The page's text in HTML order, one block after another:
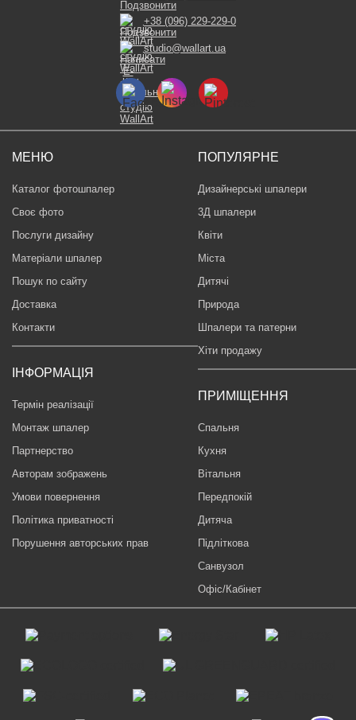
МЕНЮ
Каталог фотошпалер
Своє фото
Послуги дизайну
Матеріали шпалер
Пошук по сайту
Доставка
Контакти
ІНФОРМАЦІЯ
Термін реалізації
Монтаж шпалер
Партнерство
Авторам зображень
Умови повернення
Політика приватності
Порушення авторських прав
ПОПУЛЯРНЕ
Дизайнерські шпалери
3Д шпалери
Квіти
Міста
Дитячі
Природа
Шпалери та патерни
Хіти продажу
ПРИМІЩЕННЯ
Спальня
Кухня
Вітальня
Передпокій
Дитяча
Підліткова
Санвузол
Офіс/Кабінет
+38 (096) 229-229-0
studio@wallart.ua